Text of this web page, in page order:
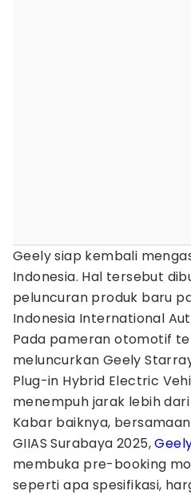
Geely siap kembali
Indonesia. Hal tersebut
peluncuran produk baru
Indonesia International
Pada pameran otomotif
meluncurkan Geely
Plug-in Hybrid Electric
menempuh jarak lebih dari
Kabar baiknya,
GIIAS Surabaya 2025,
membuka pre-booking
seperti apa spesifikasi,